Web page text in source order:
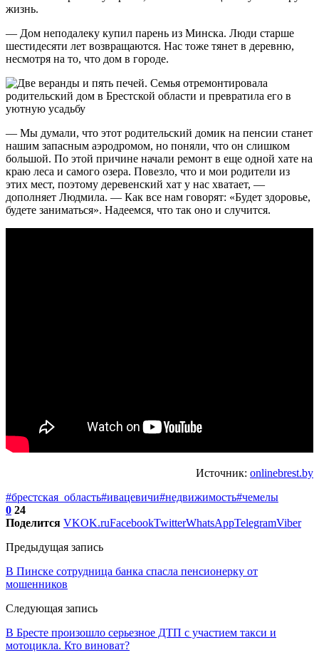
жизнь.
— Дом неподалеку купил парень из Минска. Люди старше
шестидесяти лет возвращаются. Нас тоже тянет в деревню,
несмотря на то, что дом в городе.
— Мы думали, что этот родительский домик на пенсии станет
нашим запасным аэродромом, но поняли, что он слишком
большой. По этой причине начали ремонт в еще одной хате на
краю леса и самого озера. Повезло, что и мои родители из
этих мест, поэтому деревенский хат у нас хватает, —
дополняет Людмила. — Как все нам говорят: «Будет здоровье,
будете заниматься». Надеемся, что так оно и случится.
Источник: onlinebrest.by
#брестская_область#ивацевичи#недвижимость#чемелы
0 24
Поделится VKOK.ruFacebookTwitterWhatsAppTelegramViber
Предыдущая запись
В Пинске сотрудница банка спасла пенсионерку от
мошенников
Следующая запись
В Бресте произошло серьезное ДТП с участием такси и
мотоцикла. Кто виноват?